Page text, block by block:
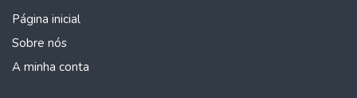
Página inicial
Sobre nós
A minha conta